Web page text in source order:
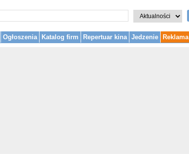
Ogłoszenia Katalog firm Repertuar kina Jedzenie Reklama